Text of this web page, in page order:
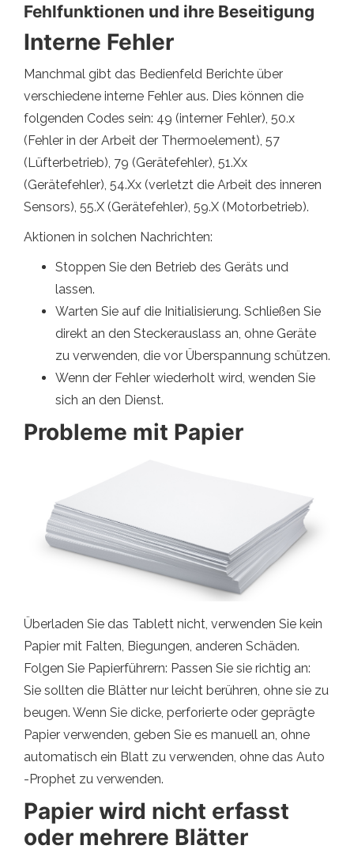
Fehlfunktionen und ihre Beseitigung
Interne Fehler
Manchmal gibt das Bedienfeld Berichte über
verschiedene interne Fehler aus. Dies können die
folgenden Codes sein: 49 (interner Fehler), 50.x
(Fehler in der Arbeit der Thermoelement), 57
(Lüfterbetrieb), 79 (Gerätefehler), 51.Xx
(Gerätefehler), 54.Xx (verletzt die Arbeit des inneren
Sensors), 55.X (Gerätefehler), 59.X (Motorbetrieb).
Aktionen in solchen Nachrichten:
Stoppen Sie den Betrieb des Geräts und
lassen.
Warten Sie auf die Initialisierung. Schließen Sie
direkt an den Steckerauslass an, ohne Geräte
zu verwenden, die vor Überspannung schützen.
Wenn der Fehler wiederholt wird, wenden Sie
sich an den Dienst.
Probleme mit Papier
Überladen Sie das Tablett nicht, verwenden Sie kein
Papier mit Falten, Biegungen, anderen Schäden.
Folgen Sie Papierführern: Passen Sie sie richtig an:
Sie sollten die Blätter nur leicht berühren, ohne sie zu
beugen. Wenn Sie dicke, perforierte oder geprägte
Papier verwenden, geben Sie es manuell an, ohne
automatisch ein Blatt zu verwenden, ohne das Auto
-Prophet zu verwenden.
Papier wird nicht erfasst
oder mehrere Blätter